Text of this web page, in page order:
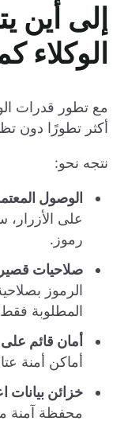
إلى أين
الوكلاء
مع تطور قدرات
أكثر تطورًا دون
نتجه نحو:
الوصول
على الأزرار،
رموز.
صلاحيات
الرموز
المطلوبة
أمان قائم على
أماكن أمنة
خزائن بيانات
محفظة آمنة